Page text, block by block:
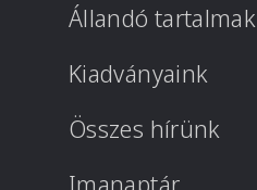
Állandó tartalmak
Kiadványaink
Összes hírünk